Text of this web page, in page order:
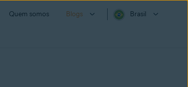
Quem somos Blogs Brasil